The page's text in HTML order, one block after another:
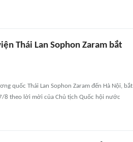
Thái Lan Sophon Zaram bắt
quốc Thái Lan Sophon Zaram đến Hà Nội, bắt
8 theo lời mời của Chủ tịch Quốc hội nước